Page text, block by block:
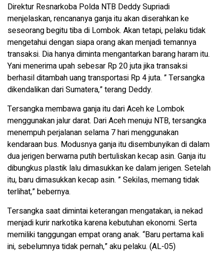
Direktur Resnarkoba Polda NTB Deddy Supriadi
menjelaskan, rencananya ganja itu akan diserahkan ke
seseorang begitu tiba di Lombok. Akan tetapi, pelaku tidak
mengetahui dengan siapa orang akan menjadi temannya
transaksi. Dia hanya diminta mengantarkan barang haram itu.
Yani menerima upah sebesar Rp 20 juta jika transaksi
berhasil ditambah uang transportasi Rp 4 juta. ” Tersangka
dikendalikan dari Sumatera,” terang Deddy.
Tersangka membawa ganja itu dari Aceh ke Lombok
menggunakan jalur darat. Dari Aceh menuju NTB, tersangka
menempuh perjalanan selama 7 hari menggunakan
kendaraan bus. Modusnya ganja itu disembunyikan di dalam
dua jerigen berwarna putih bertuliskan kecap asin. Ganja itu
dibungkus plastik lalu dimasukkan ke dalam jerigen. Setelah
itu, baru dimasukkan kecap asin. ” Sekilas, memang tidak
terlihat,” bebernya.
Tersangka saat dimintai keterangan mengatakan, ia nekad
menjadi kurir narkotika karena kebutuhan ekonomi. Serta
memiliki tanggungan empat orang anak. “Baru pertama kali
ini, sebelumnya tidak pernah,” aku pelaku. (AL-05)